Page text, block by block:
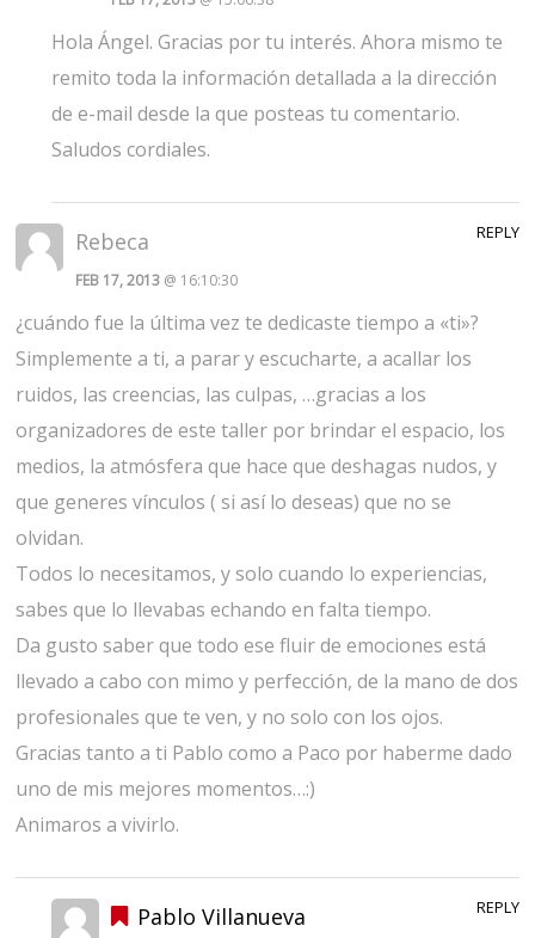
Hola Ángel. Gracias por tu interés. Ahora mismo te
remito toda la información detallada a la dirección
de e-mail desde la que posteas tu comentario.
Saludos cordiales.
Rebeca
FEB 17, 2013 @ 16:10:30
¿cuándo fue la última vez te dedicaste tiempo a «ti»?
Simplemente a ti, a parar y escucharte, a acallar los
ruidos, las creencias, las culpas, …gracias a los
organizadores de este taller por brindar el espacio, los
medios, la atmósfera que hace que deshagas nudos, y
que generes vínculos ( si así lo deseas) que no se
olvidan.
Todos lo necesitamos, y solo cuando lo experiencias,
sabes que lo llevabas echando en falta tiempo.
Da gusto saber que todo ese fluir de emociones está
llevado a cabo con mimo y perfección, de la mano de dos
profesionales que te ven, y no solo con los ojos.
Gracias tanto a ti Pablo como a Paco por haberme dado
uno de mis mejores momentos…:)
Animaros a vivirlo.
REPLY
Pablo Villanueva REPLY